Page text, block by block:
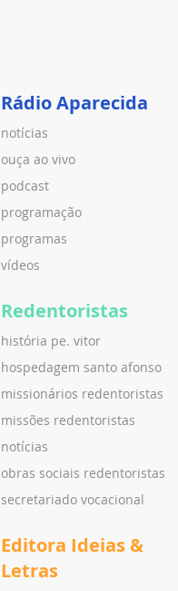
Rádio Aparecida
notícias
ouça ao vivo
podcast
programação
programas
vídeos
Redentoristas
história pe. vitor
hospedagem santo afonso
missionários redentoristas
missões redentoristas
notícias
obras sociais redentoristas
secretariado vocacional
Editora Ideias &
Letras